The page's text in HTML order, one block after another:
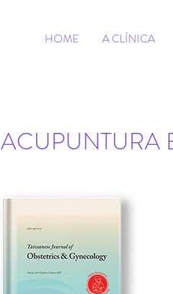
HOME A CLÍNICA
ACUPUNTURA